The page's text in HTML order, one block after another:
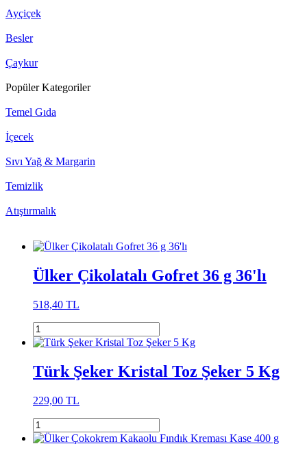
Ayçiçek
Besler
Çaykur
Popüler Kategoriler
Temel Gıda
İçecek
Sıvı Yağ & Margarin
Temizlik
Atıştırmalık
Ülker Çikolatalı Gofret 36 g 36'lı
518,40 TL
Türk Şeker Kristal Toz Şeker 5 Kg
229,00 TL